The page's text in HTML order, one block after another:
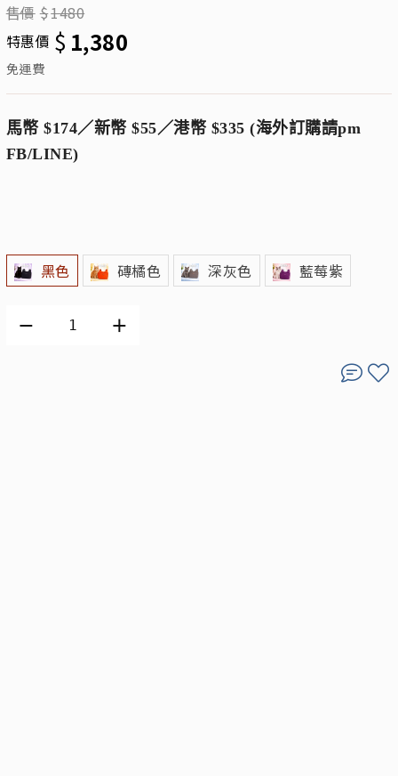
售價 $1480
特惠價 $ 1,380
免運費
馬幣 $174／新幣 $55／港幣 $335 (海外訂購請pm
FB/LINE)
黑色 磚橘色 深灰色 藍莓紫